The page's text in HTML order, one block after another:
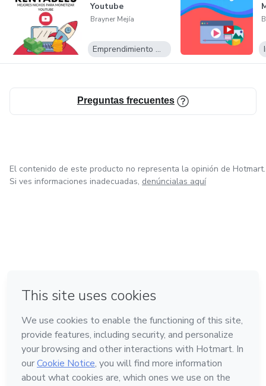
Youtube
Brayner Mejía
Emprendimiento Digital
Preguntas frecuentes
El contenido de este producto no representa la opinión de Hotmart.
Si ves informaciones inadecuadas, denúncialas aquí
Hecho con❤ en Belo Horizonte
Conoce Hotmart